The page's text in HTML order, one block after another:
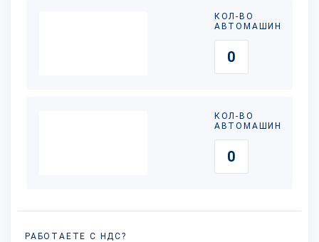
КОЛ-ВО
АВТОМАШИН
КОЛ-ВО
АВТОМАШИН
РАБОТАЕТЕ С НДС?